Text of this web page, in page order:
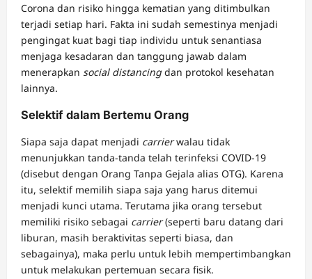
Corona dan risiko hingga kematian yang ditimbulkan
terjadi setiap hari. Fakta ini sudah semestinya menjadi
pengingat kuat bagi tiap individu untuk senantiasa
menjaga kesadaran dan tanggung jawab dalam
menerapkan social distancingdan protokol kesehatan
lainnya.
Selektif dalam Bertemu Orang
Siapa saja dapat menjadi carrierwalau tidak
menunjukkan tanda-tanda telah terinfeksi COVID-19
(disebut dengan Orang Tanpa Gejala alias OTG). Karena
itu, selektif memilih siapa saja yang harus ditemui
menjadi kunci utama. Terutama jika orang tersebut
memiliki risiko sebagai carrier(seperti baru datang dari
liburan, masih beraktivitas seperti biasa, dan
sebagainya), maka perlu untuk lebih mempertimbangkan
untuk melakukan pertemuan secara fisik.